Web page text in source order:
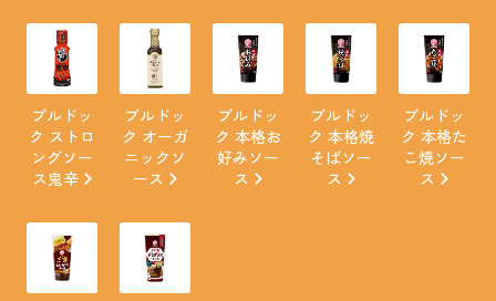
ブルドッ
ク ストロ
ングソー
ス鬼辛
ブルドッ
ク オーガ
ニックソ
ース
ブルドッ
ク 本格お
好みソー
ス
ブルドッ
ク 本格焼
そばソー
ス
ブルドッ
ク 本格た
こ焼ソー
ス